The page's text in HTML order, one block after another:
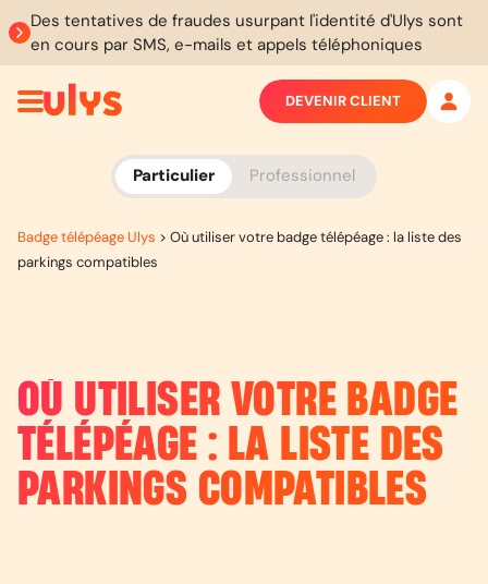
Des tentatives de fraudes usurpant l'identité d'Ulys sont
en cours par SMS, e-mails et appels téléphoniques
Particulier Professionnel
DEVENIR CLIENT
Badge télépéage Ulys > Où utiliser votre badge télépéage : la liste des
parkings compatibles
OÙ UTILISER VOTRE BADGE
TÉLÉPÉAGE : LA LISTE DES
PARKINGS COMPATIBLES